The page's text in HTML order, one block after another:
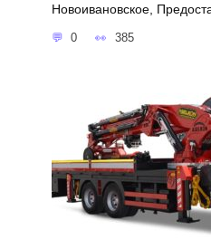
Новоивановское,
0 385